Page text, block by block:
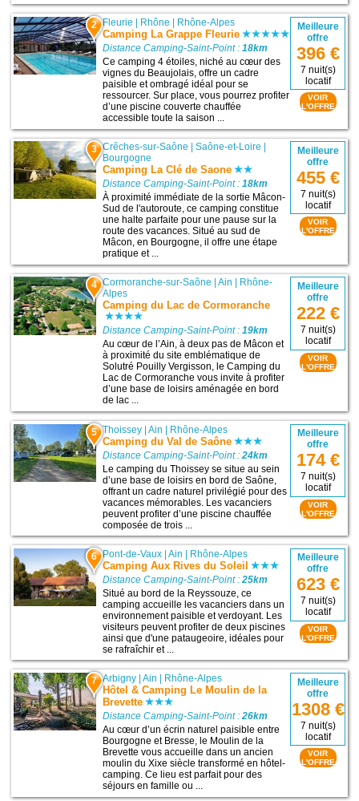
2 Fleurie Rhône Rhône-Alpes
Camping La Grappe Fleurie
Distance Camping-Saint-Point :18km
Ce camping 4 étoiles, niché au cœur des
vignes du Beaujolais, offre un cadre
paisible et ombragé idéal pour se
ressourcer. Sur place, vous pourrez profiter
d’une piscine couverte chauffée
accessible toute la saison ...
Meilleure
offre
396 €
7 nuit(s)
locatif
VOIR
L'OFFRE
3 Crêches-sur-Saône |Saône-et-Loire
Bourgogne
Camping La Clé de Saone
Distance Camping-Saint-Point :18km
À proximité immédiate de la sortie Mâcon-
Sud de l'autoroute, ce camping constitue
une halte parfaite pour une pause sur la
route des vacances. Situé au sud de
Mâcon, en Bourgogne, il offre une étape
pratique et ...
Meilleure
offre
455 €
7 nuit(s)
locatif
VOIR
L'OFFRE
4 Cormoranche-sur-Saône |Ain
Rhône-
Alpes
Camping du Lac de Cormoranche
Distance Camping-Saint-Point :19km
Au cœur de l’Ain, à deux pas de Mâcon et
à proximité du site emblématique de
Solutré Pouilly Vergisson, le Camping du
Lac de Cormoranche vous invite à profiter
d’une base de loisirs aménagée en bord
de lac ...
Meilleure
offre
222 €
7 nuit(s)
locatif
VOIR
L'OFFRE
5 Thoissey |Ain | Rhône-Alpes
Camping du Val de Saône
Distance Camping-Saint-Point :24km
Le camping du Thoissey se situe au sein
d’une base de loisirs en bord de Saône,
offrant un cadre naturel privilégié pour des
vacances mémorables. Les vacanciers
peuvent profiter d’une piscine chauffée
composée de trois ...
Meilleure
offre
174 €
7 nuit(s)
locatif
VOIR
L'OFFRE
6 Pont-de-Vaux |Ain | Rhône-Alpes
Camping Aux Rives du Soleil
Distance Camping-Saint-Point :25km
Situé au bord de la Reyssouze, ce
camping accueille les vacanciers dans un
environnement paisible et verdoyant. Les
visiteurs peuvent profiter de deux piscines
ainsi que d'une pataugeoire, idéales pour
se rafraîchir et ...
Meilleure
offre
623 €
7 nuit(s)
locatif
VOIR
L'OFFRE
7 Arbigny |Ain Rhône-Alpes
Hôtel & Camping Le Moulin de la
Brevette
Distance Camping-Saint-Point :26km
Au cœur d’un écrin naturel paisible entre
Bourgogne et Bresse, le Moulin de la
Brevette vous accueille dans un ancien
moulin du Xixe siècle transformé en hôtel-
camping. Ce lieu est parfait pour des
séjours en famille ou ...
Meilleure
offre
1308 €
7 nuit(s)
locatif
VOIR
L'OFFRE